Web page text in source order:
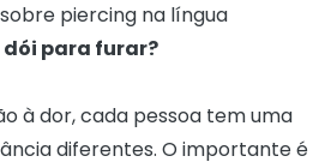
piercing na língua
para furar?
à dor, cada pessoa tem uma
diferentes. O importante é